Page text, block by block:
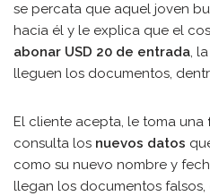
se percata que aquel joven
hacia él y le explica que el
abonar USD 20 de entrada,
lleguen los documentos,
El cliente acepta, le toma una
consulta los nuevos datos
como su nuevo nombre y
llegan los documentos falsos,